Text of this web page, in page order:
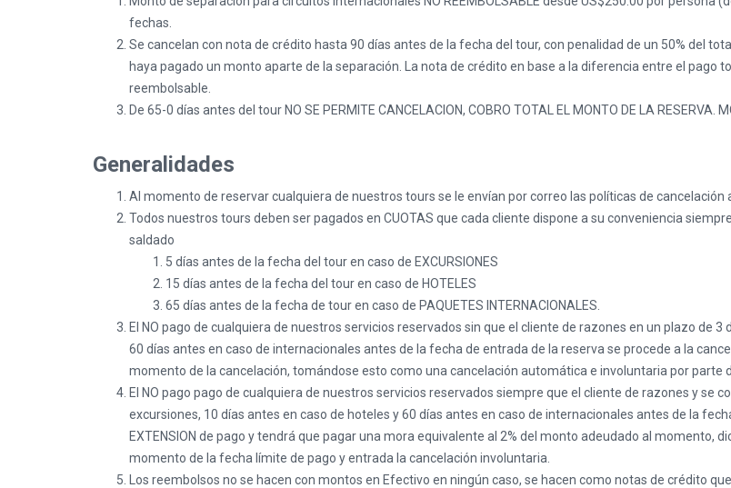
fechas.
Se cancelan con nota de crédito hasta 90 días antes de la fecha del tour, con penalidad de un 50% del
haya pagado un monto aparte de la separación. La nota de crédito en base a la diferencia entre el pago
reembolsable.
De 65-0 días antes del tour NO SE PERMITE CANCELACION, COBRO TOTAL EL MONTO DE LA RESERVA.
Generalidades
Al momento de reservar cualquiera de nuestros tours se le envían por correo las políticas de cancelación
Todos nuestros tours deben ser pagados en CUOTAS que cada cliente dispone a su conveniencia
saldado
5 días antes de la fecha del tour en caso de EXCURSIONES
15 días antes de la fecha del tour en caso de HOTELES
65 días antes de la fecha de tour en caso de PAQUETES INTERNACIONALES.
El NO pago de cualquiera de nuestros servicios reservados sin que el cliente de razones en un plazo de
60 días antes en caso de internacionales antes de la fecha de entrada de la reserva se procede a la
momento de la cancelación, tomándose esto como una cancelación automática e involuntaria por parte
El NO pago pago de cualquiera de nuestros servicios reservados siempre que el cliente de razones y se
excursiones, 10 días antes en caso de hoteles y 60 días antes en caso de internacionales antes de la
EXTENSION de pago y tendrá que pagar una mora equivalente al 2% del monto adeudado al momento,
momento de la fecha límite de pago y entrada la cancelación involuntaria.
Los reembolsos no se hacen con montos en Efectivo en ningún caso, se hacen como notas de crédito